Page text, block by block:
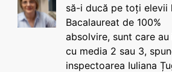
să-i ducă pe toți elevii
Bacalaureat de 100%
absolvire, sunt care
cu media 2 sau 3,
inspectoarea Iuliana